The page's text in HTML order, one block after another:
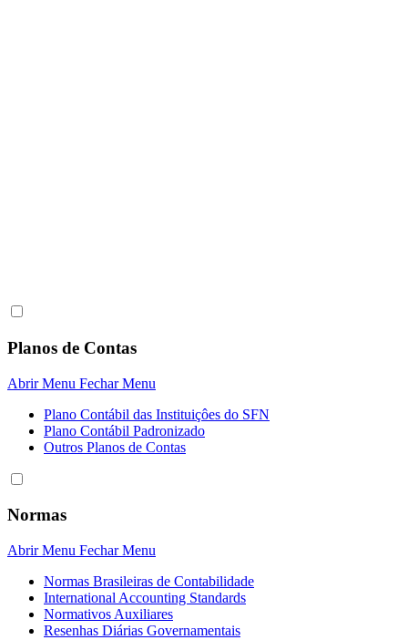
Planos de Contas
Abrir Menu Fechar Menu
Plano Contábil das Instituiçôes do SFN
Plano Contábil Padronizado
Outros Planos de Contas
Normas
Abrir Menu Fechar Menu
Normas Brasileiras de Contabilidade
International Accounting Standards
Normativos Auxiliares
Resenhas Diárias Governamentais